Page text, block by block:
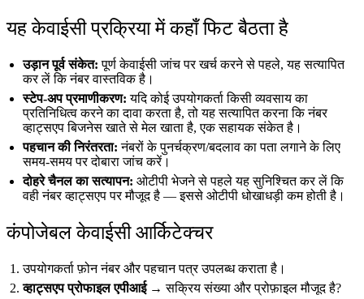
यह केवाईसी प्रक्रिया में कहाँ फिट बैठता है
उड़ान पूर्व संकेत: पूर्ण केवाईसी जांच पर खर्च करने से पहले, यह सत्यापित
कर लें कि नंबर वास्तविक है।
स्टेप-अप प्रमाणीकरण: यदि कोई उपयोगकर्ता किसी व्यवसाय का
प्रतिनिधित्व करने का दावा करता है, तो यह सत्यापित करना कि नंबर
व्हाट्सएप बिजनेस खाते से मेल खाता है, एक सहायक संकेत है।
पहचान की निरंतरता: नंबरों के पुनर्चक्रण/बदलाव का पता लगाने के लिए
समय-समय पर दोबारा जांच करें।
दोहरे चैनल का सत्यापन: ओटीपी भेजने से पहले यह सुनिश्चित कर लें कि
वही नंबर व्हाट्सएप पर मौजूद है — इससे ओटीपी धोखाधड़ी कम होती है।
कंपोजेबल केवाईसी आर्किटेक्चर
उपयोगकर्ता फ़ोन नंबर और पहचान पत्र उपलब्ध कराता है।
व्हाट्सएप प्रोफाइल एपीआई→ सक्रिय संख्या और प्रोफ़ाइल मौजूद है?